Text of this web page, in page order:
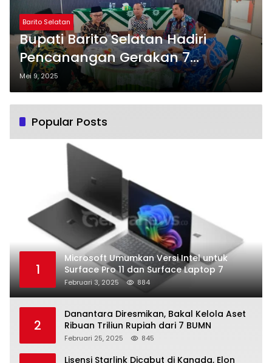
Barito Selatan
Bupati Barito Selatan Hadiri
Pencanangan Gerakan 7
Kebiasaan Anak Hebat di
Palangka Raya
Mei 9, 2025
Popular Posts
1
Microsoft Umumkan Versi Intel untuk
Surface Pro 11 dan Surface Laptop 7
Februari 3, 2025 884
2
Danantara Diresmikan, Bakal Kelola Aset
Ribuan Triliun Rupiah dari 7 BUMN
Februari 25, 2025 845
Lisensi Starlink Dicabut di Kanada, Elon